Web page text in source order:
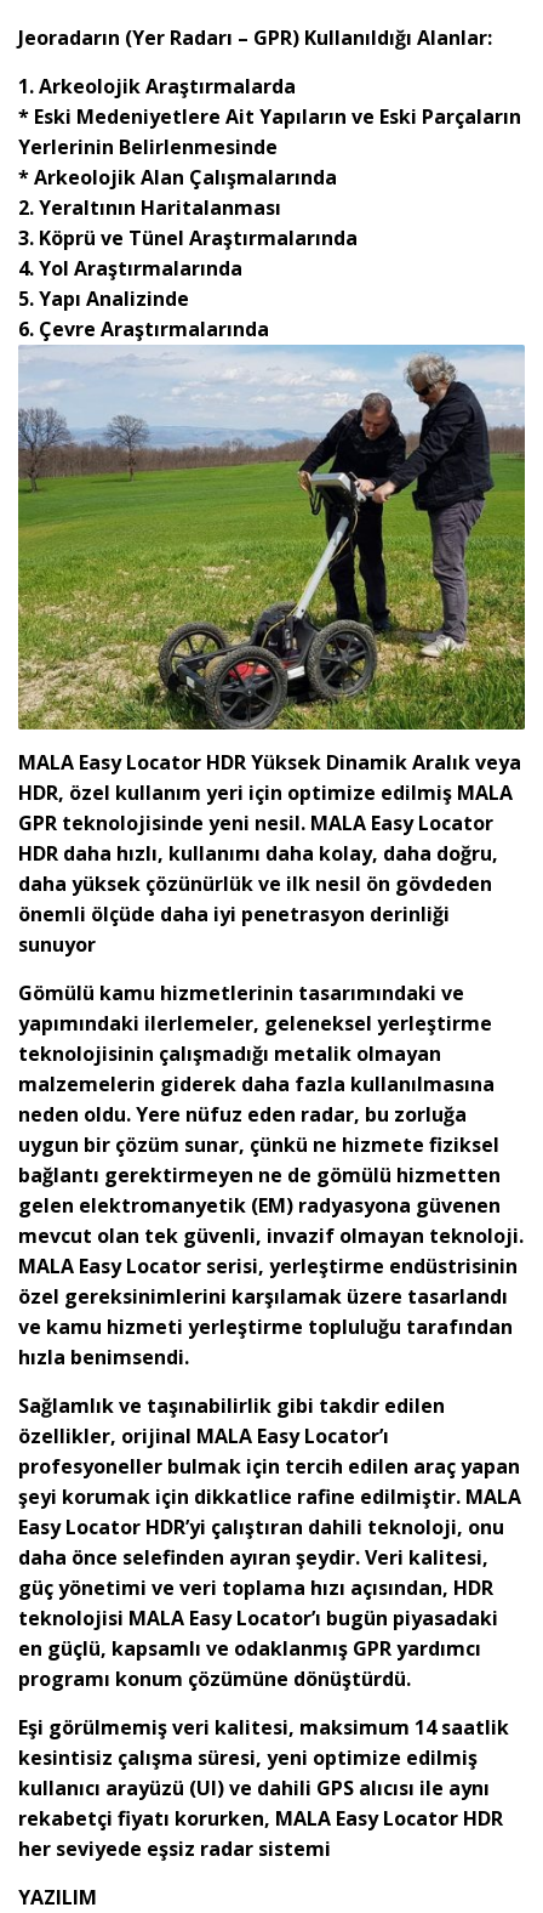
Jeoradarın (Yer Radarı – GPR) Kullanıldığı Alanlar:
1. Arkeolojik Araştırmalarda
* Eski Medeniyetlere Ait Yapıların ve Eski Parçaların
Yerlerinin Belirlenmesinde
* Arkeolojik Alan Çalışmalarında
2. Yeraltının Haritalanması
3. Köprü ve Tünel Araştırmalarında
4. Yol Araştırmalarında
5. Yapı Analizinde
6. Çevre Araştırmalarında
MALA Easy Locator HDR Yüksek Dinamik Aralık veya
HDR, özel kullanım yeri için optimize edilmiş MALA
GPR teknolojisinde yeni nesil. MALA Easy Locator
HDR daha hızlı, kullanımı daha kolay, daha doğru,
daha yüksek çözünürlük ve ilk nesil ön gövdeden
önemli ölçüde daha iyi penetrasyon derinliği
sunuyor
Gömülü kamu hizmetlerinin tasarımındaki ve
yapımındaki ilerlemeler, geleneksel yerleştirme
teknolojisinin çalışmadığı metalik olmayan
malzemelerin giderek daha fazla kullanılmasına
neden oldu. Yere nüfuz eden radar, bu zorluğa
uygun bir çözüm sunar, çünkü ne hizmete fiziksel
bağlantı gerektirmeyen ne de gömülü hizmetten
gelen elektromanyetik (EM) radyasyona güvenen
mevcut olan tek güvenli, invazif olmayan teknoloji.
MALA Easy Locator serisi, yerleştirme endüstrisinin
özel gereksinimlerini karşılamak üzere tasarlandı
ve kamu hizmeti yerleştirme topluluğu tarafından
hızla benimsendi.
Sağlamlık ve taşınabilirlik gibi takdir edilen
özellikler, orijinal MALA Easy Locator’ı
profesyoneller bulmak için tercih edilen araç yapan
şeyi korumak için dikkatlice rafine edilmiştir. MALA
Easy Locator HDR’yi çalıştıran dahili teknoloji, onu
daha önce selefinden ayıran şeydir. Veri kalitesi,
güç yönetimi ve veri toplama hızı açısından, HDR
teknolojisi MALA Easy Locator’ı bugün piyasadaki
en güçlü, kapsamlı ve odaklanmış GPR yardımcı
programı konum çözümüne dönüştürdü.
Eşi görülmemiş veri kalitesi, maksimum 14 saatlik
kesintisiz çalışma süresi, yeni optimize edilmiş
kullanıcı arayüzü (UI) ve dahili GPS alıcısı ile aynı
rekabetçi fiyatı korurken, MALA Easy Locator HDR
her seviyede eşsiz radar sistemi
YAZILIM